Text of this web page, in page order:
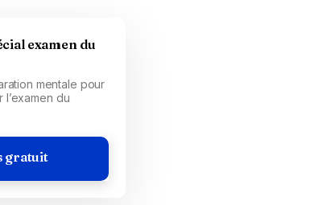
examen du
mentale pour
l’examen du
gratuit